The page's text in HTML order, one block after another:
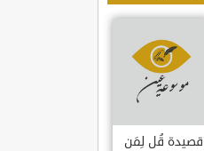
قصيدة قُل لِمَن